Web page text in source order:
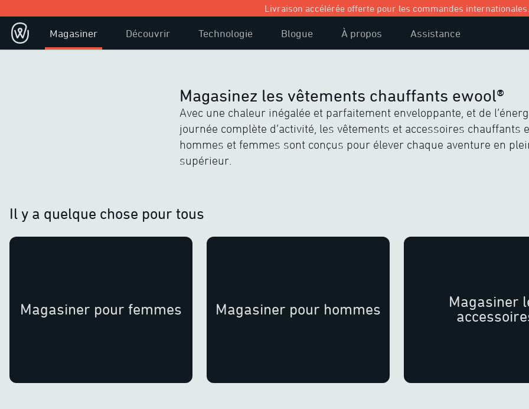
Livraison accélérée offerte pour les commandes internationales.
Magasiner Découvrir Technologie Blogue À propos Assistance
Magasinez les vêtements chauffants ewool®
Avec une chaleur inégalée et parfaitement enveloppante, et de
journée complète d’activité, les vêtements et accessoires chauffants
hommes et femmes sont conçus pour élever chaque aventure en
supérieur.
Il y a quelque chose pour tous
Magasiner pour femmes Magasiner pour hommes
Magasiner